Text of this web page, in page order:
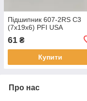
Підшипник 607-2RS C3
(7x19x6) PFI USA
61 ₴
Купити
Про нас